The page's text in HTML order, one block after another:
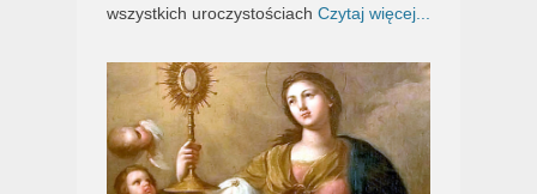
wszystkich uroczystościach Czytaj więcej...